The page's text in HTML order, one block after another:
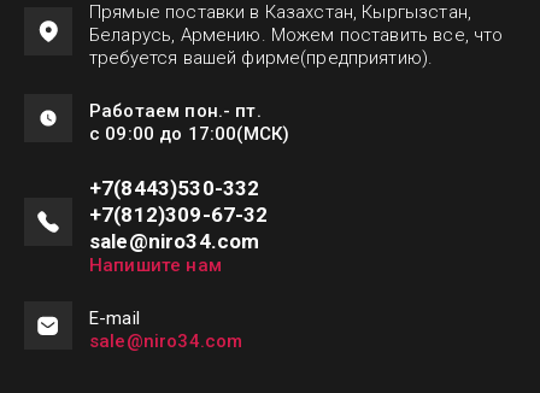
Прямые поставки в Казахстан, Кыргызстан,
Беларусь, Армению. Можем поставить все, что
требуется вашей фирме(предприятию).
Работаем пон.- пт.
с 09:00 до 17:00(МСК)
+7(8443)530-332
+7(812)309-67-32
sale@niro34.com
Напишите нам
Е-mail
sale@niro34.com